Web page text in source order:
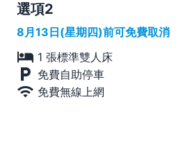
選項
8月13日(星期四)前可免費取消
1 張標準雙人床
免費自助停車
免費無線上網